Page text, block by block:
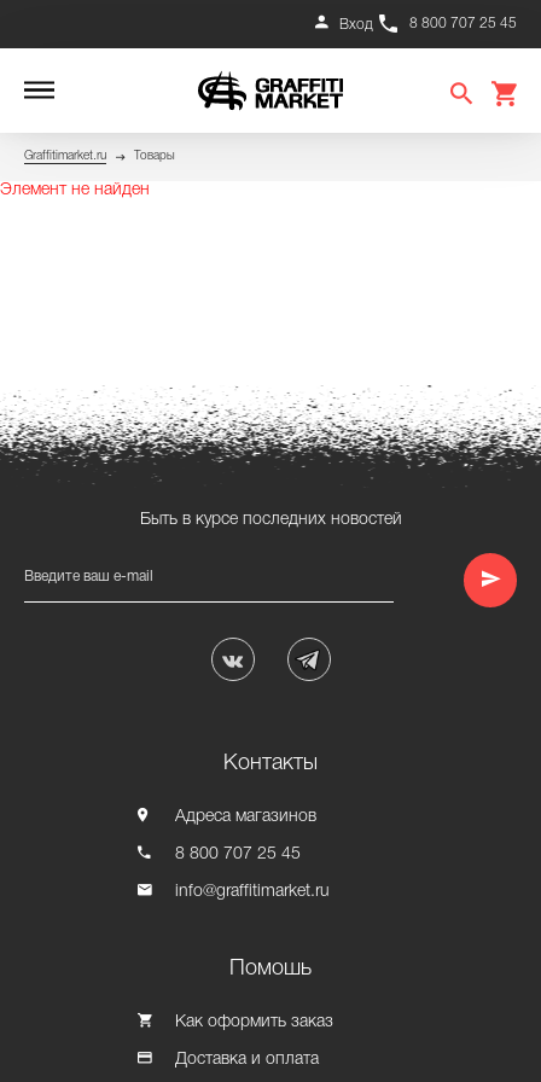
8 800 707 25 45
Вход
Graffitimarket.ru Товары
Элемент не найден
Быть в курсе последних новостей
Введите ваш e-mail
Контакты
Адреса магазинов
8 800 707 25 45
info@graffitimarket.ru
Помошь
Как оформить заказ
Доставка и оплата